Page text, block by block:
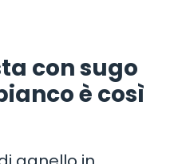
con sugo
è così